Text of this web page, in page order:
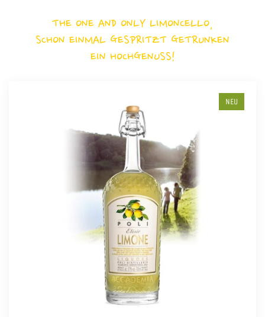
THE ONE AND ONLY LIMONCELLO,
SCHON EINMAL GESPRITZT GETRUNKEN
EIN HOCHGENUSS!
NEU